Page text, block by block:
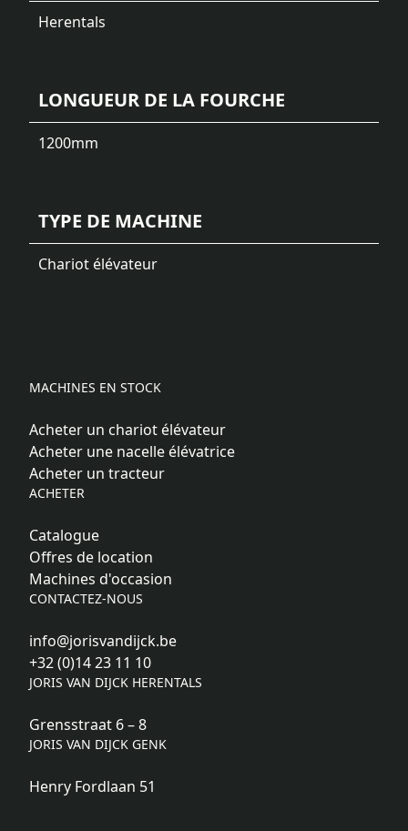
Herentals
LONGUEUR DE LA FOURCHE
1200mm
TYPE DE MACHINE
Chariot élévateur
MACHINES EN STOCK
Acheter un chariot élévateur
Acheter une nacelle élévatrice
Acheter un tracteur
ACHETER
Catalogue
Offres de location
Machines d'occasion
CONTACTEZ-NOUS
info@jorisvandijck.be
+32 (0)14 23 11 10
JORIS VAN DIJCK HERENTALS
Grensstraat 6 – 8
JORIS VAN DIJCK GENK
Henry Fordlaan 51